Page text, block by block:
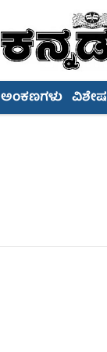
ಅಂಕಣಗಳು ವಿಶೇಷ